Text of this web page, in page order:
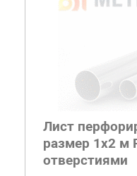
Лист
размер 1х2 м
отверстиями